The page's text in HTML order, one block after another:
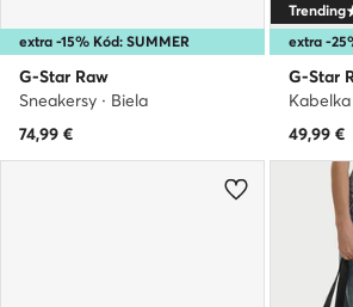
extra -15% Kód: SUMMER
G-Star Raw
Sneakersy · Biela
74,99 €
extra -
Trending
G-Star
49,99 €